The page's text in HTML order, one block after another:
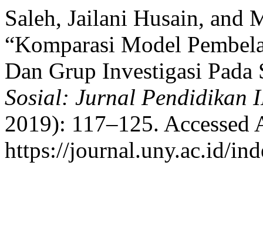
Saleh, Jailani Husain, and
“Komparasi Model
Dan Grup Investigasi
Sosial: Jurnal Pendidikan
2019): 117–125. Accessed
https://journal.uny.ac.id/